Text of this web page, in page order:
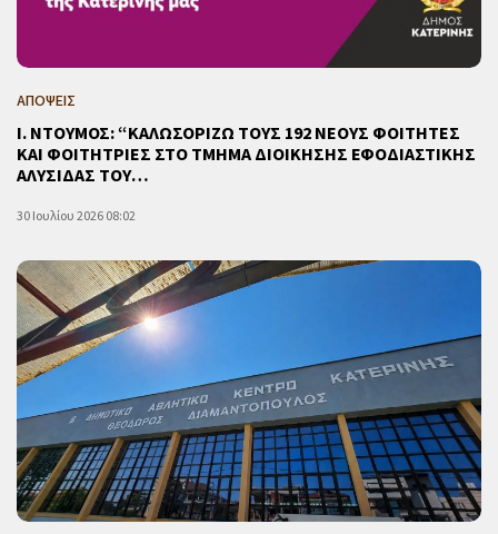
ΑΠΟΨΕΙΣ
Ι. ΝΤΟΥΜΟΣ: “ΚΑΛΩΣΟΡΙΖΩ ΤΟΥΣ 192 ΝΕΟΥΣ ΦΟΙΤΗΤΕΣ
ΚΑΙ ΦΟΙΤΗΤΡΙΕΣ ΣΤΟ ΤΜΗΜΑ ΔΙΟΙΚΗΣΗΣ ΕΦΟΔΙΑΣΤΙΚΗΣ
ΑΛΥΣΙΔΑΣ ΤΟΥ…
30 Ιουλίου 2026 08:02